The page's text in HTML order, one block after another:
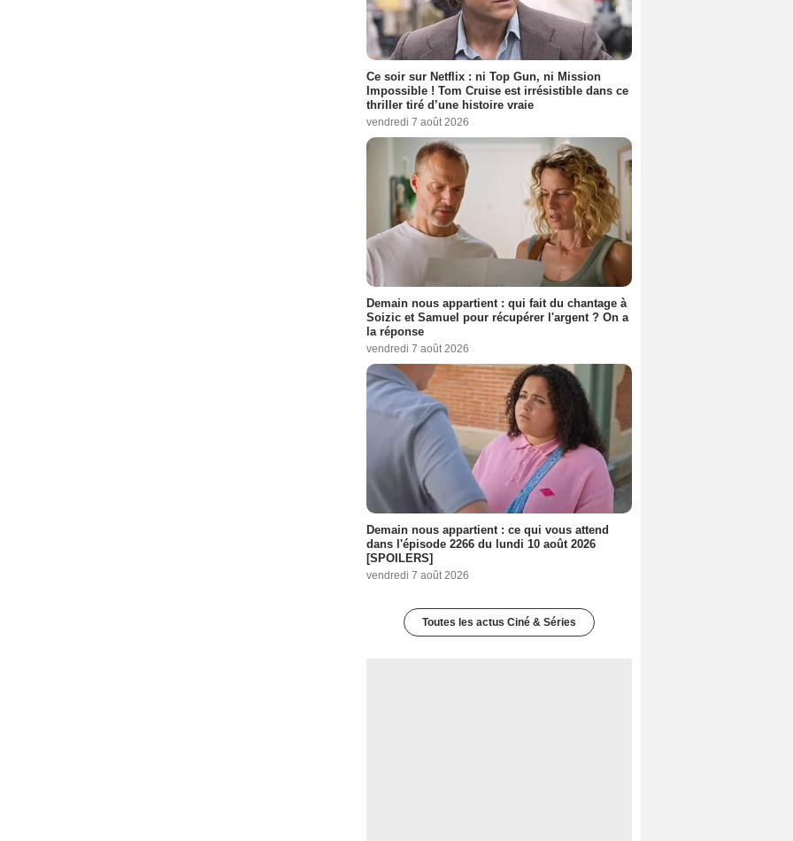
Ce soir sur Netflix : ni Top Gun, ni Mission
Impossible ! Tom Cruise est irrésistible dans ce
thriller tiré d’une histoire vraie
vendredi 7 août 2026
Demain nous appartient : qui fait du chantage à
Soizic et Samuel pour récupérer l'argent ? On a
la réponse
vendredi 7 août 2026
Demain nous appartient : ce qui vous attend
dans l'épisode 2266 du lundi 10 août 2026
[SPOILERS]
vendredi 7 août 2026
Toutes les actus Ciné & Séries